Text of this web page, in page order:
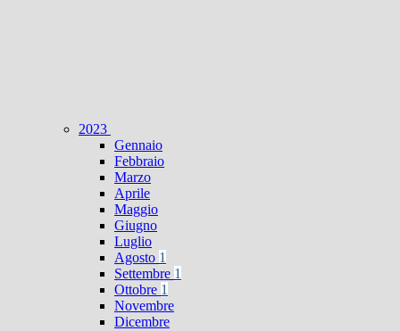
2023
Gennaio
Febbraio
Marzo
Aprile
Maggio
Giugno
Luglio
Agosto 1
Settembre 1
Ottobre 1
Novembre
Dicembre